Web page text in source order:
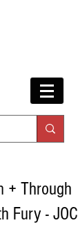
+ Through
Fury - JOC